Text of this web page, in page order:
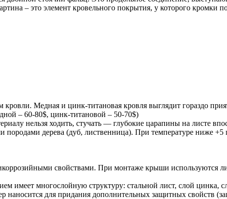
– это элемент кровельного покрытия, у которого кромки
Медная и цинк-титановая кровля выглядит гораздо
– 60-80$, цинк-титановой – 50-70$)
нельзя ходить, стучать — глубокие царапины на листе
дерева (дуб, лиственница). При температуре ниже +5
свойствами. При монтаже крыши используются
многослойную структуру: стальной лист, слой цинка,
для придания дополнительных защитных свойств